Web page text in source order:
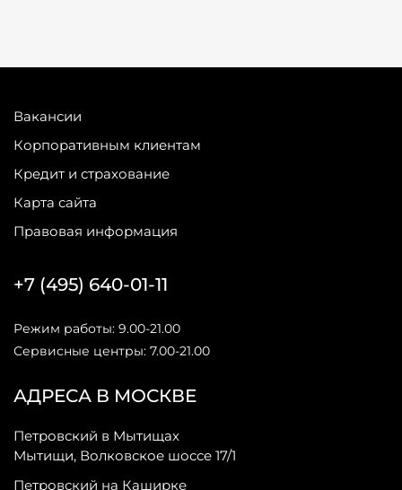
Вакансии
Корпоративным клиентам
Кредит и страхование
Карта сайта
Правовая информация
АДРЕСА В МОСКВЕ
Петровский в Мытищах
Мытищи, Волковское шоссе 17/1
Петровский на Каширке
+7 (495) 640-01-11
Режим работы: 9.00-21.00
Сервисные центры: 7.00-21.00